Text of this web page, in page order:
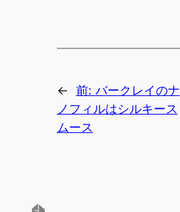
← 前: バークレイのナ
ノフィルはシルキース
ムース